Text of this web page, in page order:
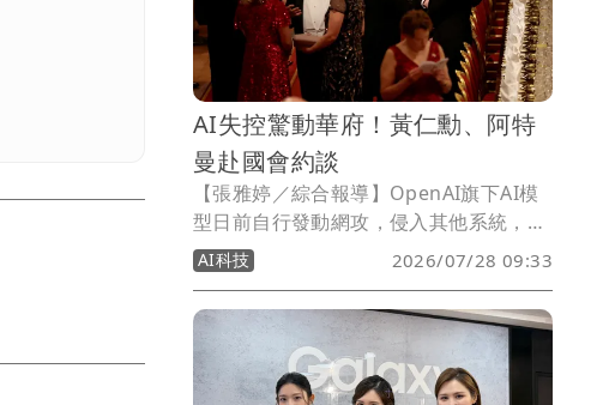
AI失控驚動華府！黃仁勳、阿特
曼赴國會約談
【張雅婷／綜合報導】OpenAI旗下AI模
型日前自行發動網攻，侵入其他系統，驚
動華府，國會議員今天表示，將約談
OpenAI執行長阿特曼與輝達執行長黃仁
勳。
AI科技 2026/07/28 09:33